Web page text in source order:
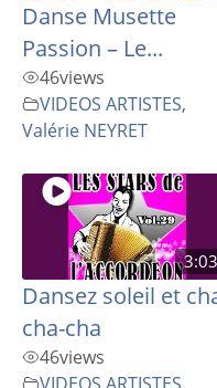
Danse Musette
Passion – Le...
46views
VIDEOS ARTISTES,
Valérie NEYRET
3:03
Dansez soleil et
cha-cha
46views